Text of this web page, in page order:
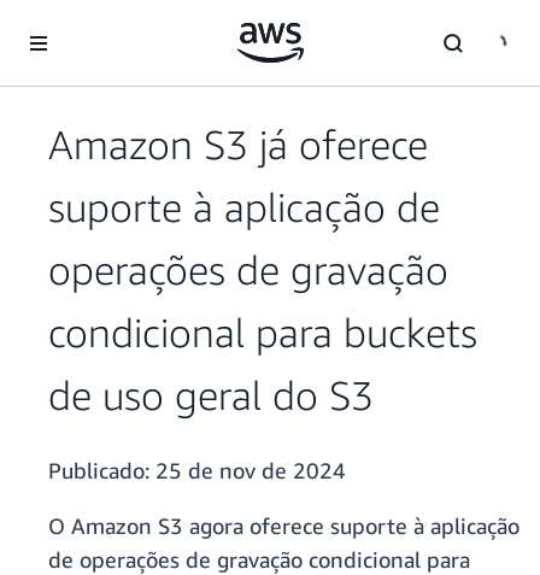
Pular para o conteúdo principal
Amazon S3 já oferece
suporte à aplicação de
operações de gravação
condicional para buckets
de uso geral do S3
Publicado: 25 de nov de 2024
O Amazon S3 agora oferece suporte à aplicação
de operações de gravação condicional para